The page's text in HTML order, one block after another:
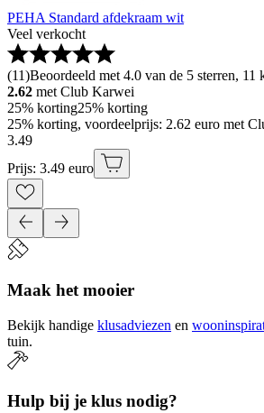
PEHA Standard afdekraam wit
Veel verkocht
(11)Beoordeeld met 4.0 van de 5 sterren, 11
2.62 met Club Karwei
25% korting25% korting
25% korting, voordeelprijs: 2.62 euro met
3.49
Prijs: 3.49 euro
Maak het mooier
Bekijk handige klusadviezen en
tuin.
Hulp bij je klus nodig?